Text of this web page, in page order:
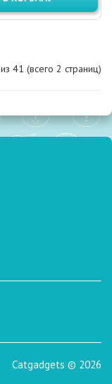
из 41 (всего 2 страниц)
Catgadgets © 2026